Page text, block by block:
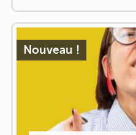
Nouveau !